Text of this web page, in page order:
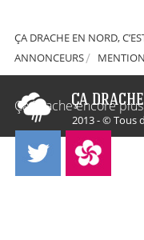
ÇA DRACHE EN NORD,
ANNONCEURS
2013 - © Tous
Ça Drache encore